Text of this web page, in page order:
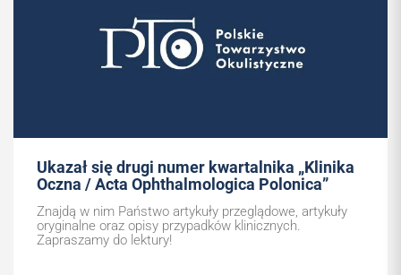
Ukazał się drugi numer kwartalnika „Klinika
Oczna / Acta Ophthalmologica Polonica”
Znajdą w nim Państwo artykuły przeglądowe, artykuły
oryginalne oraz opisy przypadków klinicznych.
Zapraszamy do lektury!